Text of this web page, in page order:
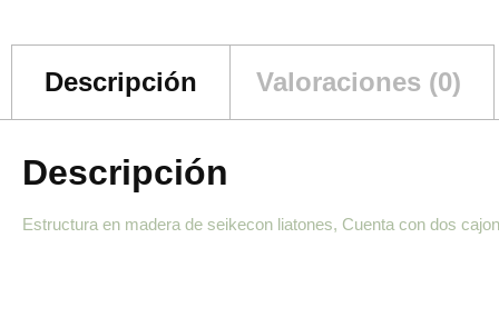
Descripción Valoraciones (0)
Descripción
Estructura en madera de seikecon liatones, Cuenta con dos